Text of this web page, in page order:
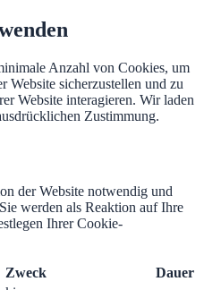
Anzahl von Cookies, um
Website sicherzustellen und zu
Website interagieren. Wir laden
Zustimmung.
der Website notwendig und
werden als Reaktion auf Ihre
Ihrer Cookie-
Zweck
Dauer